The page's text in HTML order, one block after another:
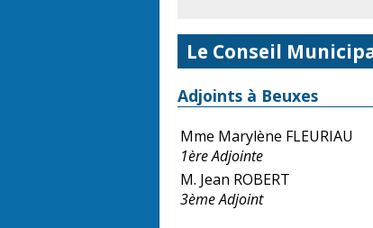
Le Conseil
Adjoints à Beuxes
Mme Marylène FLEURIAU
1ère Adjointe
M. Jean ROBERT
3ème Adjoint